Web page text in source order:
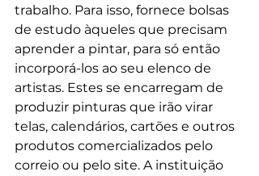
trabalho. Para isso, fornece bolsas
de estudo àqueles que precisam
aprender a pintar, para só então
incorporá-los ao seu elenco de
artistas. Estes se encarregam de
produzir pinturas que irão virar
telas, calendários, cartões e outros
produtos comercializados pelo
correio ou pelo site. A instituição